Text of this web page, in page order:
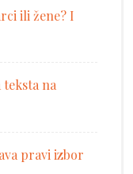
ili žene? I
teksta na
pravi izbor